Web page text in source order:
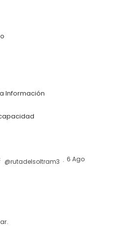
Información
@rutadelsoltram3 · 6 Ago